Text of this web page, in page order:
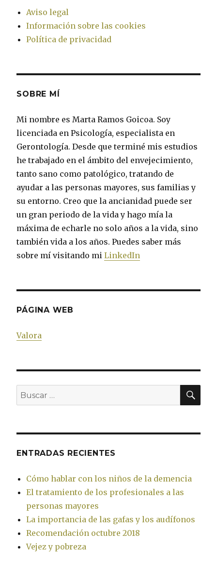
Aviso legal
Información sobre las cookies
Política de privacidad
SOBRE MÍ
Mi nombre es Marta Ramos Goicoa. Soy
licenciada en Psicología, especialista en
Gerontología. Desde que terminé mis estudios
he trabajado en el ámbito del envejecimiento,
tanto sano como patológico, tratando de
ayudar a las personas mayores, sus familias y
su entorno. Creo que la ancianidad puede ser
un gran periodo de la vida y hago mía la
máxima de echarle no solo años a la vida, sino
también vida a los años. Puedes saber más
sobre mí visitando miLinkedIn
PÁGINA WEB
Valora
Buscar
por:
ENTRADAS RECIENTES
Cómo hablar con los niños de la demencia
El tratamiento de los profesionales a las
personas mayores
La importancia de las gafas y los audífonos
Recomendación octubre 2018
Vejez y pobreza